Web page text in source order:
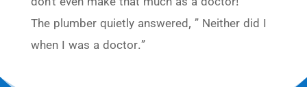
The plumber quietly answered, ” Neither did I
when I was a doctor.”